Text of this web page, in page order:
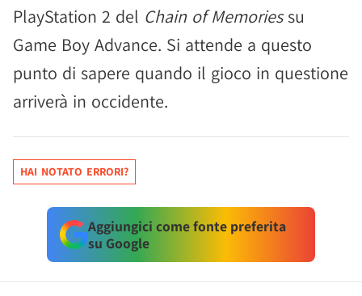
PlayStation 2 del Chain of Memoriessu
Game Boy Advance. Si attende a questo
punto di sapere quando il gioco in questione
arriverà in occidente.
HAI NOTATO ERRORI?
Aggiungici come fonte preferita
su Google